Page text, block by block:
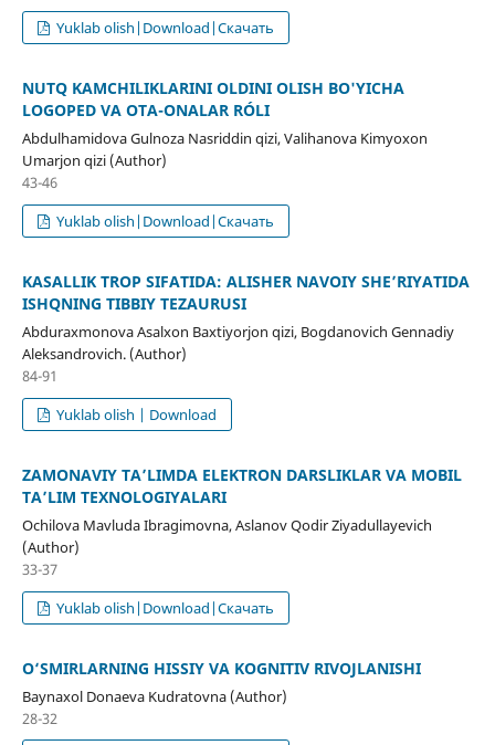
Yuklab olish|Download|Скачать
NUTQ KAMCHILIKLARINI OLDINI OLISH BO'YICHA
LOGOPED VA OTA-ONALAR RÓLI
Abdulhamidova Gulnoza Nasriddin qizi, Valihanova Kimyoxon
Umarjon qizi (Author)
43-46
Yuklab olish|Download|Скачать
KASALLIK TROP SIFATIDA: ALISHER NAVOIY SHE’RIYATIDA
ISHQNING TIBBIY TEZAURUSI
Abduraxmonova Asalxon Baxtiyorjon qizi, Bogdanovich Gennadiy
Aleksandrovich. (Author)
84-91
Yuklab olish | Download
ZAMONAVIY TA’LIMDA ELEKTRON DARSLIKLAR VA MOBIL
TA’LIM TEXNOLOGIYALARI
Ochilova Mavluda Ibragimovna, Aslanov Qodir Ziyadullayevich
(Author)
33-37
Yuklab olish|Download|Скачать
O‘SMIRLARNING HISSIY VA KOGNITIV RIVOJLANISHI
Baynaxol Donaeva Kudratovna (Author)
28-32